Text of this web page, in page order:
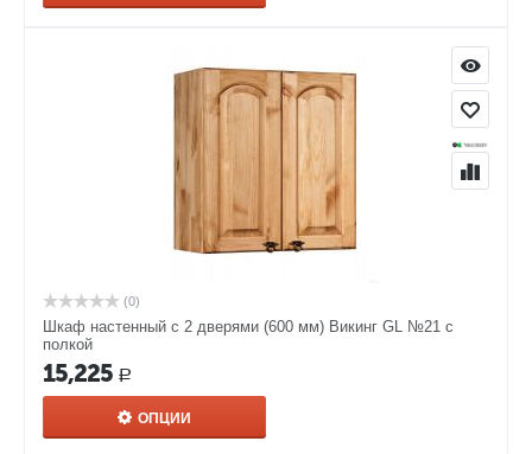
(0)
Шкаф настенный с 2 дверями (600 мм) Викинг GL №21 с
полкой
15,225 Р
ОПЦИИ